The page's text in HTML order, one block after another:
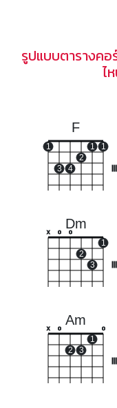
รูปแบบตารางค
ไ
F
1
3 4
2
1 1
Dm
x o o
2
3
1
Am
x o
2 3
1
o